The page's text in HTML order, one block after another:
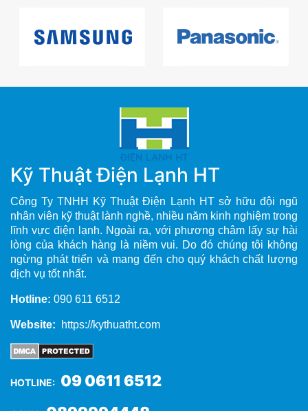
Kỹ Thuật Điện Lạnh HT
Công Ty TNHH Kỹ Thuật Điện Lạnh HT sở hữu đội ngũ
nhân viên kỹ thuật lành nghề, nhiều năm kinh nghiệm trong
lĩnh vực điện lạnh. Ngoài ra, với phương châm lấy sự hài
lòng của khách hàng là niềm vui. Do đó chúng tôi không
ngừng phát triển và mang đến cho quý khách chất lượng
dịch vụ tốt nhất.
Hotline: 090 611 6512
Website: https://kythuatht.com
HOTLINE: 09 0611 6512